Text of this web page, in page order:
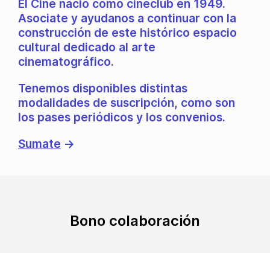
El Cine nació como cineclub en 1949.
Asociate y ayudanos a continuar con la
construcción de este histórico espacio
cultural dedicado al arte
cinematográfico.
Tenemos disponibles distintas
modalidades de suscripción, como son
los pases periódicos y los convenios.
Sumate →
Bono colaboración